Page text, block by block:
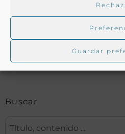
Guardar
Buscar en la
Biblioteca digital Duque
Buscar